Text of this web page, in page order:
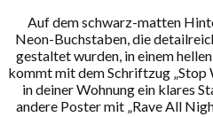
Auf dem schwarz-matten
Neon-Buchstaben, die
gestaltet wurden, in einem
kommt mit dem Schriftzug „Stop
in deiner Wohnung ein klares
andere Poster mit „Rave All